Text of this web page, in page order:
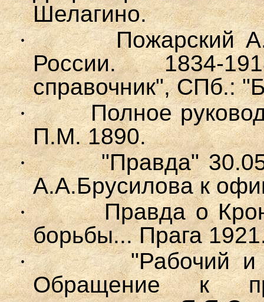
Шелагино.
·
Пожарский
России. 1834-
справочник", СПб.:
·
Полное
П.М. 1890.
·
"Правда"
А.А.Брусилова к
·Правда о
борьбы... Прага
·
"Рабочий и
Обращение к